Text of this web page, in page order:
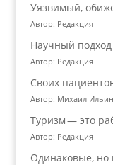
Уязвимый,
Автор: Редакция
Научный
Автор: Редакция
Своих
Автор: Михаил Ильин
Туризм — это
Автор: Редакция
Одинаковые, но